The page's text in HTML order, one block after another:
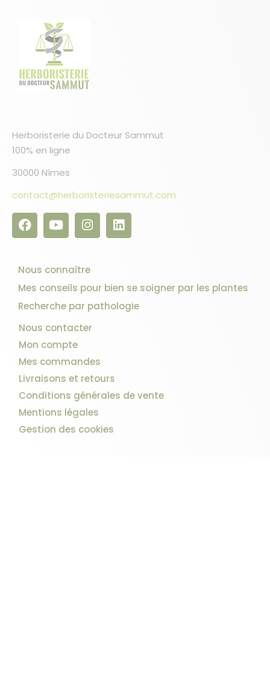
10 avis
Herboristerie du Docteur Sammut
100% en ligne
30000 Nîmes
contact@herboristeriesammut.com
Nous connaître
Mes conseils pour bien se soigner par les plantes
Recherche par pathologie
Nous contacter
Mon compte
Mes commandes
Livraisons et retours
Conditions générales de vente
Mentions légales
Gestion des cookies